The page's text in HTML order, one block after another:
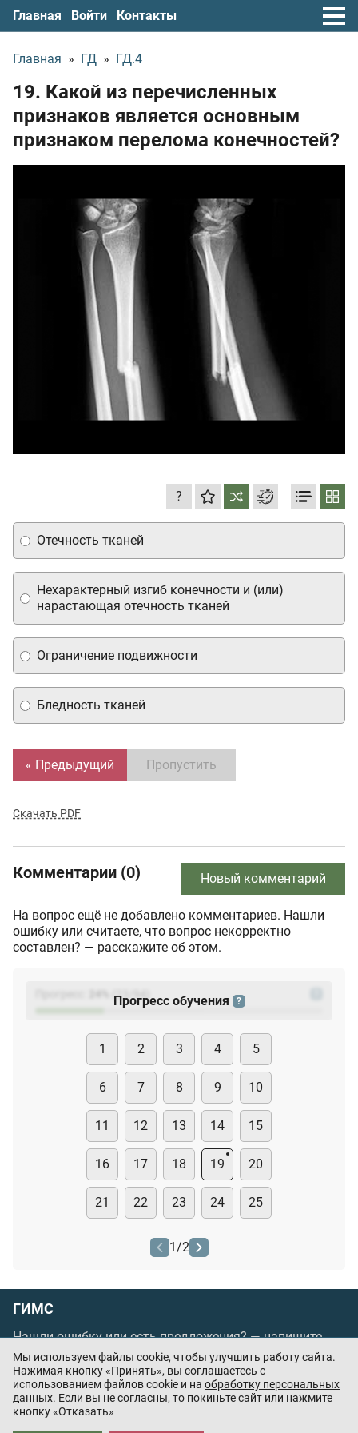
Главная Войти Контакты
Главная » ГД » ГД.4
19. Какой из перечисленных
признаков является основным
признаком перелома конечностей?
?
Нехарактерный изгиб конечности и (или)
нарастающая отечность тканей
Бледность тканей
Отечность тканей
Ограничение подвижности
« Предыдущий Пропустить
Скачать PDF
Комментарии (0) Новый комментарий
На вопрос ещё не добавлено комментариев. Нашли
ошибку или считаете, что вопрос некорректно
составлен? — расскажите об этом.
(23
Прогресс обучения ?
1 2 3 4 5
6 7 8 9 10
11 12 13 14 15
16 17 18 19 20
21 22 23 24 25
1 /2
ГИМС
Нашли ошибку или есть предложения? —напишите
нам
Порядок проведения оплаты по банковским
картам/Цены/Оферта
Приложения партнёров:
Мы используем файлы cookie, чтобы улучшить работу сайта.
Нажимая кнопку «Принять», вы соглашаетесь с
использованием файлов cookie и на обработку персональных
данных. Если вы не согласны, то покиньте сайт или нажмите
кнопку «Отказать»